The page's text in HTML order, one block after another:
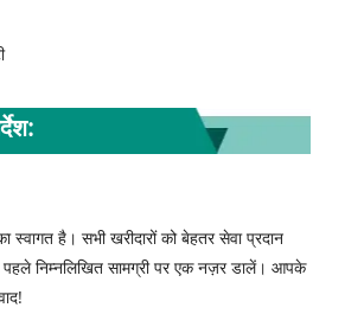
स्वागत है। सभी खरीदारों को बेहतर सेवा प्रदान
निम्नलिखित सामग्री पर एक नज़र डालें। आपके